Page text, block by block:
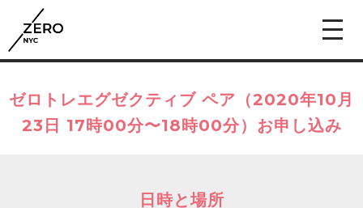
ゼロトレエグゼクティブ ペア（2020年10月
23日 17時00分〜18時00分）お申し込み
日時と場所